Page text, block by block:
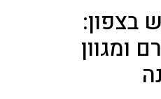
בצפון:
ומגוון